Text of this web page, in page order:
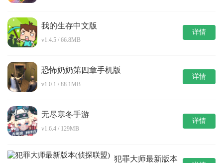
我的生存中文版
v1.4.5 / 66.8MB
详情
恐怖奶奶第四章手机版
v1.0.1 / 88.1MB
详情
无尽寒冬手游
v1.6.4 / 129MB
详情
犯罪大师最新版本